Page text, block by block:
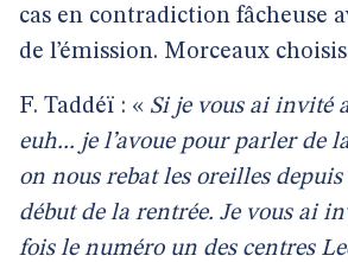
cas en contradiction fâcheuse
de l’émission. Morceaux
F. Taddéï : « Si je vous ai invité
euh... je l’avoue pour parler de
on nous rebat les oreilles
début de la rentrée. Je vous ai
fois le numéro un des centres